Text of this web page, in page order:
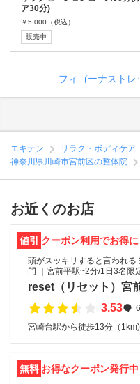
ア30分)
￥5,000 （税込）
販売中
フィゴーナストレ
エキテン リラク・ボディケア
神奈川県川崎市宮前区の整体院
お近くのお店
値引 クーポン利用でお得に
頭がスッキリすると言われ
門 ｜宮前平駅~2分/1日3名限
reset（リセット）宮
3.53
宮崎台駅から徒歩13分（1km)
無料 お得なクーポン発行中